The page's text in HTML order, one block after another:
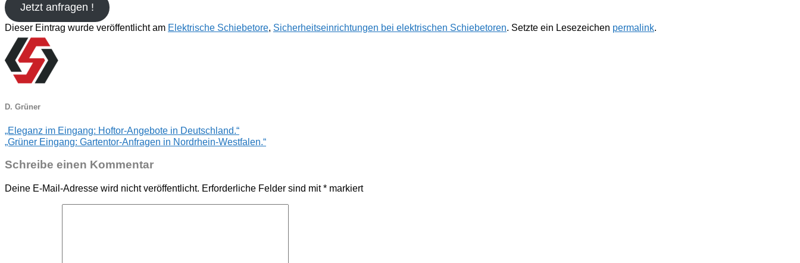
Jetzt anfragen !
Dieser Eintrag wurde veröffentlicht am Elektrische Schiebetore, Sicherheitseinrichtungen bei elektrischen Schiebetoren. Setzte ein Lesezeichen permalink.
D. Grüner
„Eleganz im Eingang: Hoftor-Angebote in Deutschland.“
„Grüner Eingang: Gartentor-Anfragen in Nordrhein-Westfalen.“
Schreibe einen Kommentar
Deine E-Mail-Adresse wird nicht veröffentlicht. Erforderliche Felder sind mit* markiert